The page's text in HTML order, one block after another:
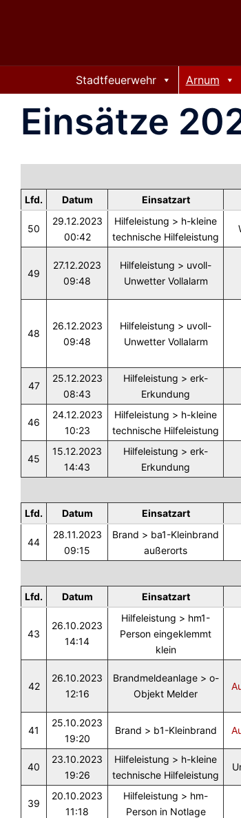
Stadtfeuerwehr Arnum
Einsätze
Lfd. Datum Einsatzart
50
29.12.2023
00:42
Hilfeleistung > h-kleine
technische Hilfeleistung
49
27.12.2023
09:48
Hilfeleistung > uvoll-
Unwetter Vollalarm
48
26.12.2023
09:48
Hilfeleistung > uvoll-
Unwetter Vollalarm
47
25.12.2023
08:43
Hilfeleistung > erk-
Erkundung
46
24.12.2023
10:23
Hilfeleistung > h-kleine
technische Hilfeleistung
45
15.12.2023
14:43
Hilfeleistung > erk-
Erkundung
Lfd. Datum Einsatzart
44
28.11.2023
09:15
Brand > ba1-Kleinbrand
außerorts
Lfd. Datum Einsatzart
43
26.10.2023
14:14
Hilfeleistung > hm1-
Person eingeklemmt
klein
42
26.10.2023
12:16
Brandmeldeanlage > o-
Objekt Melder
41
25.10.2023
19:20
Brand > b1-Kleinbrand
40
23.10.2023
19:26
Hilfeleistung > h-kleine
technische Hilfeleistung
39
20.10.2023
11:18
Hilfeleistung > hm-
Person in Notlage